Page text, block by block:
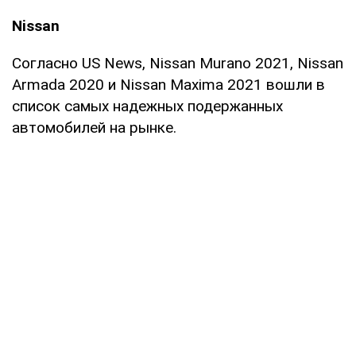
Nissan
Согласно US News, Nissan Murano 2021, Nissan
Armada 2020 и Nissan Maxima 2021 вошли в
список самых надежных подержанных
автомобилей на рынке.